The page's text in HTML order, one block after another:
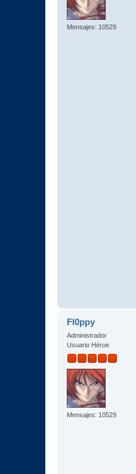
Mensajes: 10529
Fl0ppy
Administrador
Usuario Héroe
Mensajes: 10529